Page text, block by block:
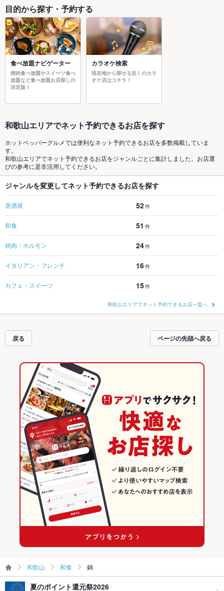
目的から探す・予約する
食べ放題ナビゲーター
焼肉食べ放題やスイーツ食べ
放題など食べ放題お店探しの
決定版！
カラオケ検索
現在地から探せる近くのカラ
オケ店はコチラ！
和歌山エリアでネット予約できるお店を探す
ホットペッパーグルメでは便利なネット予約できるお店を多数掲載していま
す。
和歌山エリアでネット予約できるお店をジャンルごとに集計しました。お店選
びの参考に是非活用してください。
ジャンルを変更してネット予約できるお店を探す
居酒屋 52件
和食 51 件
焼肉・ホルモン 24件
イタリアン・フレンチ 16件
カフェ・スイーツ 15件
和歌山エリアでネット予約できるお店一覧へ
戻る ページの先頭へ戻る
和歌山 和食 鍋
夏のポイント還元祭2026